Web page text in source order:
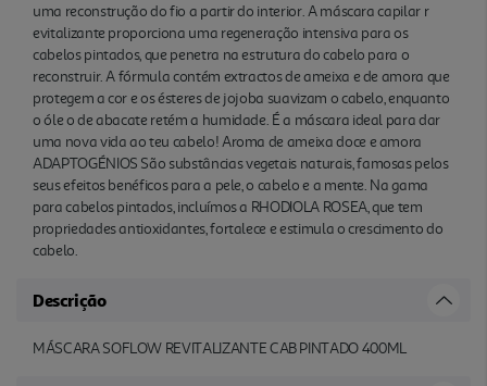
uma reconstrução do fio a partir do interior. A máscara capilar r
evitalizante proporciona uma regeneração intensiva para os
cabelos pintados, que penetra na estrutura do cabelo para o
reconstruir. A fórmula contém extractos de ameixa e de amora que
protegem a cor e os ésteres de jojoba suavizam o cabelo, enquanto
o óle o de abacate retém a humidade. É a máscara ideal para dar
uma nova vida ao teu cabelo! Aroma de ameixa doce e amora
ADAPTOGÉNIOS São substâncias vegetais naturais, famosas pelos
seus efeitos benéficos para a pele, o cabelo e a mente. Na gama
para cabelos pintados, incluímos a RHODIOLA ROSEA, que tem
propriedades antioxidantes, fortalece e estimula o crescimento do
cabelo.
Descrição
MÁSCARA SOFLOW REVITALIZANTE CAB PINTADO 400ML